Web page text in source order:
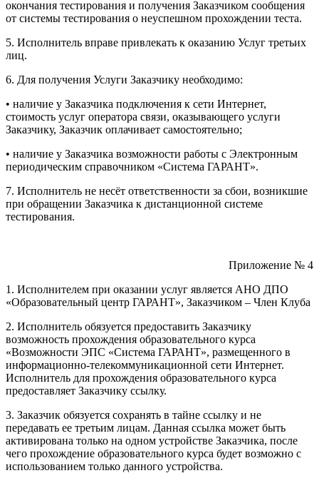
окончания тестирования и получения Заказчиком сообщения
от системы тестирования о неуспешном прохождении теста.
5. Исполнитель вправе привлекать к оказанию Услуг третьих
лиц.
6. Для получения Услуги Заказчику необходимо:
• наличие у Заказчика подключения к сети Интернет,
стоимость услуг оператора связи, оказывающего услуги
Заказчику, Заказчик оплачивает самостоятельно;
• наличие у Заказчика возможности работы с Электронным
периодическим справочником «Система ГАРАНТ».
7. Исполнитель не несёт ответственности за сбои, возникшие
при обращении Заказчика к дистанционной системе
тестирования.
Приложение № 4
1. Исполнителем при оказании услуг является АНО ДПО
«Образовательный центр ГАРАНТ», Заказчиком – Член Клуба
2. Исполнитель обязуется предоставить Заказчику
возможность прохождения образовательного курса
«Возможности ЭПС «Система ГАРАНТ», размещенного в
информационно-телекоммуникационной сети Интернет.
Исполнитель для прохождения образовательного курса
предоставляет Заказчику ссылку.
3. Заказчик обязуется сохранять в тайне ссылку и не
передавать ее третьим лицам. Данная ссылка может быть
активирована только на одном устройстве Заказчика, после
чего прохождение образовательного курса будет возможно с
использованием только данного устройства.